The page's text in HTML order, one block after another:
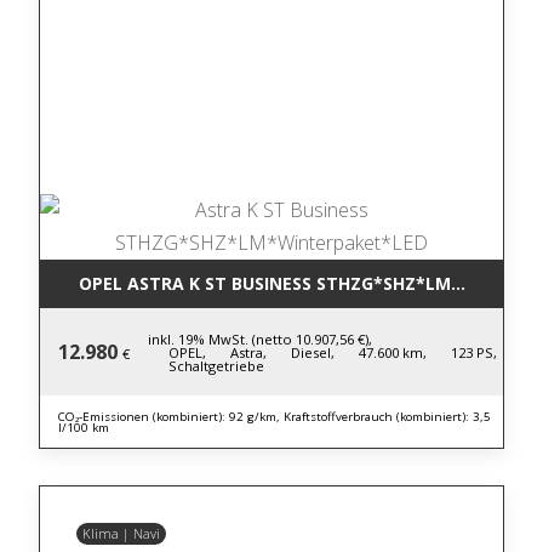
OPEL ASTRA K ST BUSINESS
12.980 €
inkl. 19% MwSt. (netto 10.907,56 €),
OPEL, Astra, Diesel, 47.600 km, 123 PS,
Schaltgetriebe
CO₂-Emissionen (kombiniert): 92 g/km, Kraftstoffverbrauch (kombiniert): 3,5
l/100 km
Klima | Navi